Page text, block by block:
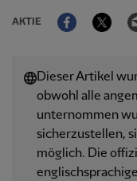
AKTIE
Facebook
Dieser Artikel
obwohl alle
unternommen
sicherzustellen,
möglich. Die